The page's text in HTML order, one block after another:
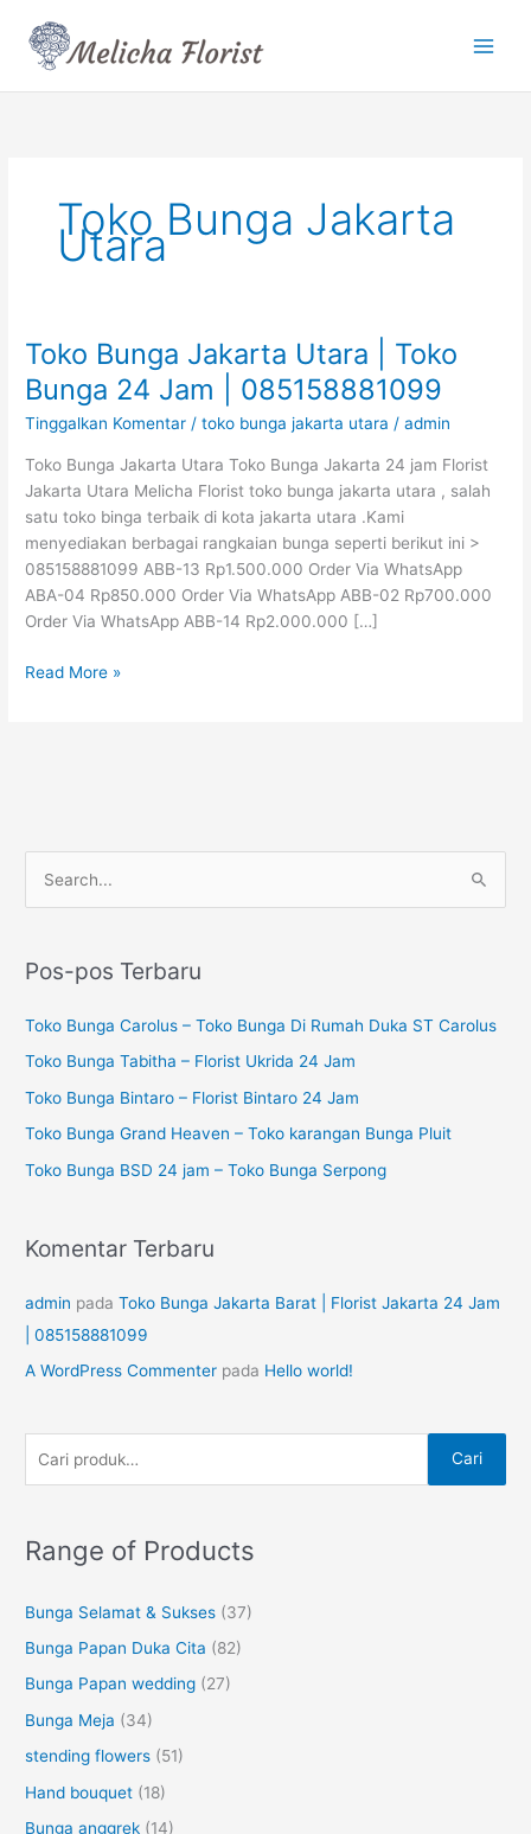
konten
Toko Bunga Jakarta
Utara
Toko Bunga Jakarta Utara | Toko
Bunga 24 Jam | 085158881099
Tinggalkan Komentar /toko bunga jakarta utara /admin
Toko Bunga Jakarta Utara Toko Bunga Jakarta 24 jam Florist
Jakarta Utara Melicha Florist toko bunga jakarta utara , salah
satu toko binga terbaik di kota jakarta utara .Kami
menyediakan berbagai rangkaian bunga seperti berikut ini >
085158881099 ABB-13 Rp1.500.000 Order Via WhatsApp
ABA-04 Rp850.000 Order Via WhatsApp ABB-02 Rp700.000
Order Via WhatsApp ABB-14 Rp2.000.000 […]
Toko
Bunga
Jakarta
Utara
085158881099
Read More »
i
u
k
:
Pos-pos Terbaru
Toko Bunga Carolus – Toko Bunga Di Rumah Duka ST Carolus
Toko Bunga Tabitha – Florist Ukrida 24 Jam
Toko Bunga Bintaro – Florist Bintaro 24 Jam
Toko Bunga Grand Heaven – Toko karangan Bunga Pluit
Toko Bunga BSD 24 jam – Toko Bunga Serpong
Komentar Terbaru
admin padaToko Bunga Jakarta Barat | Florist Jakarta 24 Jam
| 085158881099
A WordPress Commenter pada Hello world!
c
r
i
a
u
:
Cari
Range of Products
Bunga Selamat & Sukses (37)
Bunga Papan Duka Cita (82)
Bunga Papan wedding (27)
Bunga Meja (34)
stending flowers (51)
Hand bouquet (18)
Bunga anggrek (14)